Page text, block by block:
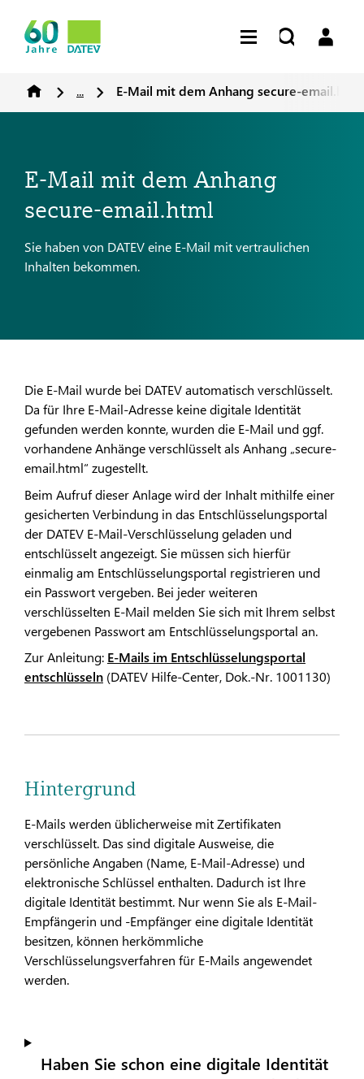
... E-Mail mit dem Anhang secure-email.html
E-Mail mit dem Anhang
secure-email.html
Sie haben von DATEV eine E-Mail mit vertraulichen
Inhalten bekommen.
Die E-Mail wurde bei DATEV automatisch verschlüsselt.
Da für Ihre E-Mail-Adresse keine digitale Identität
gefunden werden konnte, wurden die E-Mail und ggf.
vorhandene Anhänge verschlüsselt als Anhang „secure-
email.html“ zugestellt.
Beim Aufruf dieser Anlage wird der Inhalt mithilfe einer
gesicherten Verbindung in das Entschlüsselungsportal
der DATEV E-Mail-Verschlüsselung geladen und
entschlüsselt angezeigt. Sie müssen sich hierfür
einmalig am Entschlüsselungsportal registrieren und
ein Passwort vergeben. Bei jeder weiteren
verschlüsselten E-Mail melden Sie sich mit Ihrem selbst
vergebenen Passwort am Entschlüsselungsportal an.
Zur Anleitung: E-Mails im Entschlüsselungsportal
entschlüsseln (DATEV Hilfe-Center, Dok.-Nr. 1001130)
Hintergrund
E-Mails werden üblicherweise mit Zertifikaten
verschlüsselt. Das sind digitale Ausweise, die
persönliche Angaben (Name, E-Mail-Adresse) und
elektronische Schlüssel enthalten. Dadurch ist Ihre
digitale Identität bestimmt. Nur wenn Sie als E-Mail-
Empfängerin und -Empfänger eine digitale Identität
besitzen, können herkömmliche
Verschlüsselungsverfahren für E-Mails angewendet
werden.
Haben Sie schon eine digitale Identität